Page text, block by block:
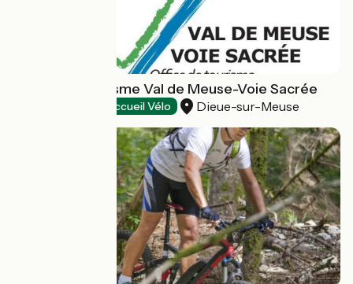
Office de Tourisme Val de Meuse-Voie Sacrée
Accueil Vélo Dieue-sur-Meuse